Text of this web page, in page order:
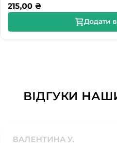
215,00 ₴
Додати
ВІДГУКИ
ВАЛЕНТИНА У.